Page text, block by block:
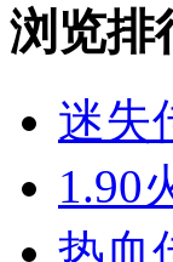
浏览排
迷失
1.90